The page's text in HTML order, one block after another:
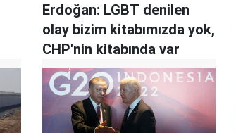
Erdoğan: LGBT denilen
olay bizim kitabımızda yok,
CHP'nin kitabında var